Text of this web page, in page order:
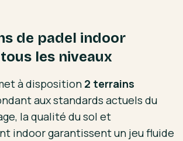
de padel indoor
les niveaux
à disposition 2 terrains
aux standards actuels du
la qualité du sol et
indoor garantissent un jeu fluide